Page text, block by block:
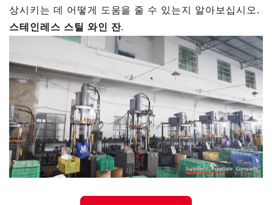
상시키는 데 어떻게 도움을 줄 수 있는지 알아보십시오.
스테인레스 스틸 와인 잔.